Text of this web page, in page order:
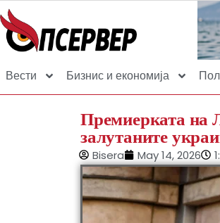
Вести Бизнис и економија
Премиерката на
залутаните
Bisera May 14, 2026